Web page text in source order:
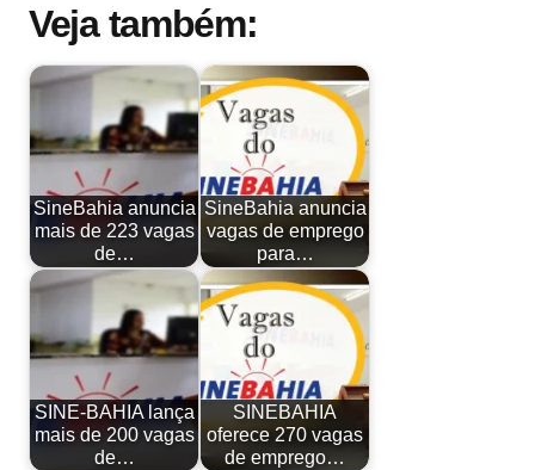
Veja também:
SineBahia anuncia
mais de 223 vagas
de…
SineBahia anuncia
vagas de emprego
para…
SINE-BAHIA lança
mais de 200 vagas
de…
SINEBAHIA
oferece 270 vagas
de emprego…